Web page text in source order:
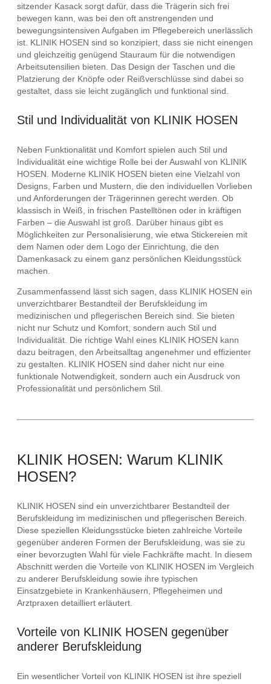
sitzender Kasack sorgt dafür, dass die Trägerin sich frei
bewegen kann, was bei den oft anstrengenden und
bewegungsintensiven Aufgaben im Pflegebereich unerlässlich
ist. KLINIK HOSEN sind so konzipiert, dass sie nicht einengen
und gleichzeitig genügend Stauraum für die notwendigen
Arbeitsutensilien bieten. Das Design der Taschen und die
Platzierung der Knöpfe oder Reißverschlüsse sind dabei so
gestaltet, dass sie leicht zugänglich und funktional sind.
Stil und Individualität von KLINIK HOSEN
Neben Funktionalität und Komfort spielen auch Stil und
Individualität eine wichtige Rolle bei der Auswahl von KLINIK
HOSEN. Moderne KLINIK HOSEN bieten eine Vielzahl von
Designs, Farben und Mustern, die den individuellen Vorlieben
und Anforderungen der Trägerinnen gerecht werden. Ob
klassisch in Weiß, in frischen Pastelltönen oder in kräftigen
Farben – die Auswahl ist groß. Darüber hinaus gibt es
Möglichkeiten zur Personalisierung, wie etwa Stickereien mit
dem Namen oder dem Logo der Einrichtung, die den
Damenkasack zu einem ganz persönlichen Kleidungsstück
machen.
Zusammenfassend lässt sich sagen, dass KLINIK HOSEN ein
unverzichtbarer Bestandteil der Berufskleidung im
medizinischen und pflegerischen Bereich sind. Sie bieten
nicht nur Schutz und Komfort, sondern auch Stil und
Individualität. Die richtige Wahl eines KLINIK HOSEN kann
dazu beitragen, den Arbeitsalltag angenehmer und effizienter
zu gestalten. KLINIK HOSEN sind daher nicht nur eine
funktionale Notwendigkeit, sondern auch ein Ausdruck von
Professionalität und persönlichem Stil.
KLINIK HOSEN: Warum KLINIK
HOSEN?
KLINIK HOSEN sind ein unverzichtbarer Bestandteil der
Berufskleidung im medizinischen und pflegerischen Bereich.
Diese speziellen Kleidungsstücke bieten zahlreiche Vorteile
gegenüber anderen Formen der Berufskleidung, was sie zu
einer bevorzugten Wahl für viele Fachkräfte macht. In diesem
Abschnitt werden die Vorteile von KLINIK HOSEN im Vergleich
zu anderer Berufskleidung sowie ihre typischen
Einsatzgebiete in Krankenhäusern, Pflegeheimen und
Arztpraxen detailliert erläutert.
Vorteile von KLINIK HOSEN gegenüber
anderer Berufskleidung
Ein wesentlicher Vorteil von KLINIK HOSEN ist ihre speziell